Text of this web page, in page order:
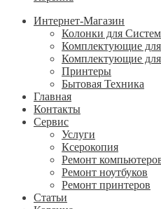
Интернет-Магазин
Колонки для
Комплектующие
Комплектующие для
Принтеры
Бытовая Техника
Главная
Контакты
Сервис
Услуги
Ксерокопия
Ремонт
Ремонт ноутбуков
Ремонт принтеров
Статьи